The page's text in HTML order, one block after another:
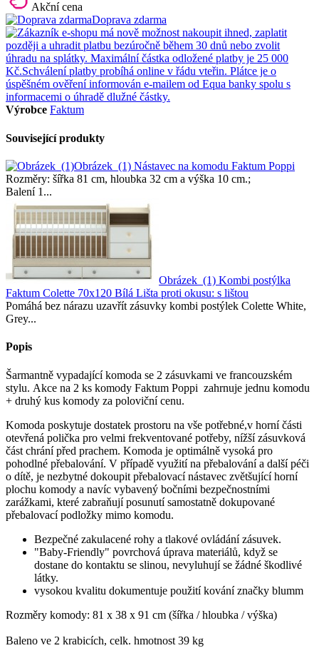
Akční cena
Doprava zdarma
Výrobce Faktum
Související produkty
Obrázek_(1) Nástavec na komodu Faktum Poppi
Rozměry: šířka 81 cm, hloubka 32 cm a výška 10 cm.;
Balení 1...
Obrázek_(1) Kombi postýlka
Faktum Colette 70x120 Bílá Lišta proti okusu: s lištou
Pomáhá bez nárazu uzavřít zásuvky kombi postýlek Colette White,
Grey...
Popis
Šarmantně vypadající komoda se 2 zásuvkami ve francouzském
stylu. Akce na 2 ks komody Faktum Poppi zahrnuje jednu komodu
+ druhý kus komody za poloviční cenu.
Komoda poskytuje dostatek prostoru na vše potřebné,v horní části
otevřená polička pro velmi frekventované potřeby, nížší zásuvková
část chrání před prachem. Komoda je optimálně vysoká pro
pohodlné přebalování. V případě využití na přebalování a další péči
o dítě, je nezbytné dokoupit přebalovací nástavec zvětšující horní
plochu komody a navíc vybavený bočními bezpečnostními
zarážkami, které zabraňují posunutí samostatně dokupované
přebalovací podložky mimo komodu.
Bezpečné zakulacené rohy a tlakové ovládání zásuvek.
"Baby-Friendly" povrchová úprava materiálů, když se
dostane do kontaktu se slinou, nevyluhují se žádné škodlivé
látky.
vysokou kvalitu dokumentuje použití kování značky blumm
Rozměry komody: 81 x 38 x 91 cm (šířka / hloubka / výška)
Baleno ve 2 krabicích, celk. hmotnost 39 kg